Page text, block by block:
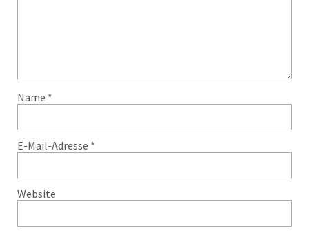
Name *
E-Mail-Adresse *
Website